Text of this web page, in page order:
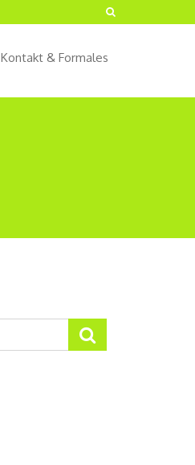
Kontakt & Formales